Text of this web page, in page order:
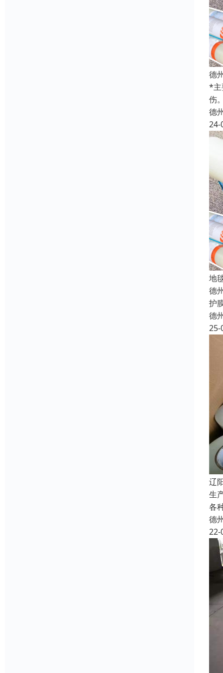
德
*主
伤
德
24-
地
德
护
德
25-
辽
生
各
德
22-